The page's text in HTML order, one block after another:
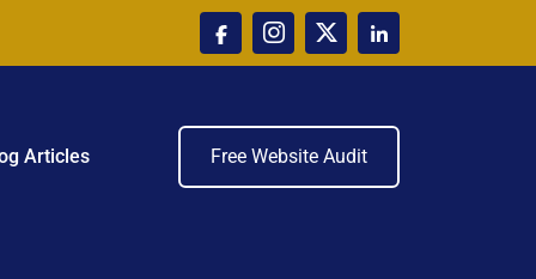
Articles Free Website Audit